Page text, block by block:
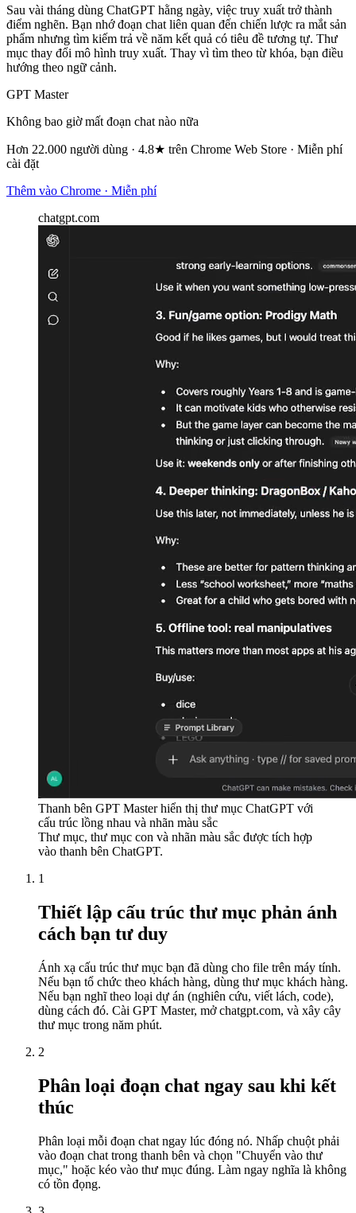
Sau vài tháng dùng ChatGPT hằng ngày, việc truy xuất trở thành
điểm nghẽn. Bạn nhớ đoạn chat liên quan đến chiến lược ra mắt sản
phẩm nhưng tìm kiếm trả về năm kết quả có tiêu đề tương tự. Thư
mục thay đổi mô hình truy xuất. Thay vì tìm theo từ khóa, bạn điều
hướng theo ngữ cảnh.
GPT Master
Không bao giờ mất đoạn chat nào nữa
Hơn 22.000 người dùng · 4.8★ trên Chrome Web Store · Miễn phí
cài đặt
Thêm vào Chrome · Miễn phí
chatgpt.com
Thanh bên GPT Master hiển thị thư mục ChatGPT với
cấu trúc lồng nhau và nhãn màu sắc
Thư mục, thư mục con và nhãn màu sắc được tích hợp
vào thanh bên ChatGPT.
1
Thiết lập cấu trúc thư mục phản ánh
cách bạn tư duy
Ánh xạ cấu trúc thư mục bạn đã dùng cho file trên máy tính.
Nếu bạn tổ chức theo khách hàng, dùng thư mục khách hàng.
Nếu bạn nghĩ theo loại dự án (nghiên cứu, viết lách, code),
dùng cách đó. Cài GPT Master, mở chatgpt.com, và xây cây
thư mục trong năm phút.
2
Phân loại đoạn chat ngay sau khi kết
thúc
Phân loại mỗi đoạn chat ngay lúc đóng nó. Nhấp chuột phải
vào đoạn chat trong thanh bên và chọn "Chuyển vào thư
mục," hoặc kéo vào thư mục đúng. Làm ngay nghĩa là không
có tồn đọng.